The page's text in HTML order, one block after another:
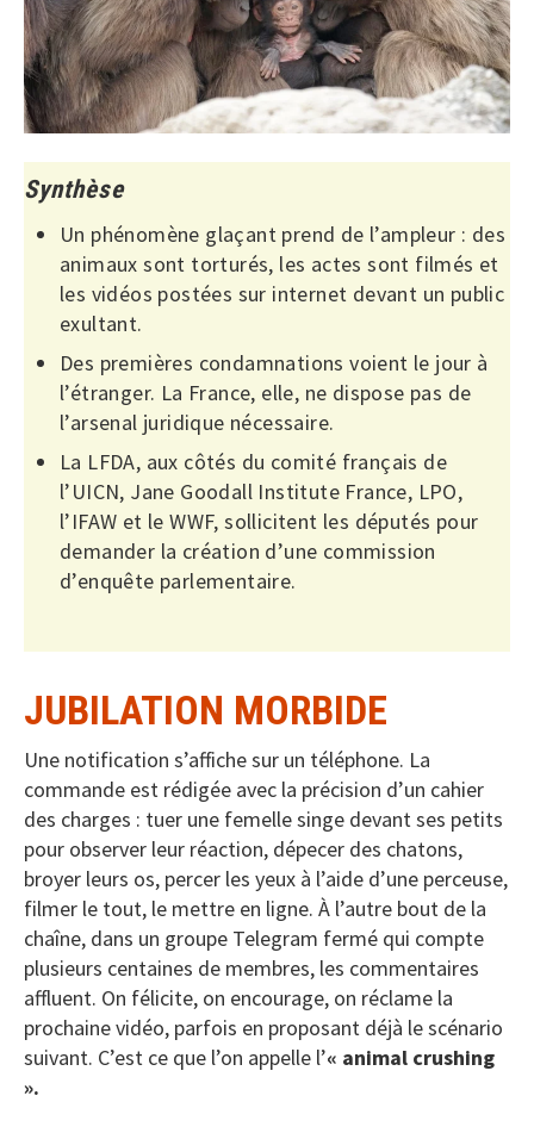
Synthèse
Un phénomène glaçant prend de l’ampleur : des
animaux sont torturés, les actes sont filmés et
les vidéos postées sur internet devant un public
exultant.
Des premières condamnations voient le jour à
l’étranger. La France, elle, ne dispose pas de
l’arsenal juridique nécessaire.
La LFDA, aux côtés du comité français de
l’UICN, Jane Goodall Institute France, LPO,
l’IFAW et le WWF, sollicitent les députés pour
demander la création d’une commission
d’enquête parlementaire.
JUBILATION MORBIDE
Une notification s’affiche sur un téléphone. La
commande est rédigée avec la précision d’un cahier
des charges : tuer une femelle singe devant ses petits
pour observer leur réaction, dépecer des chatons,
broyer leurs os, percer les yeux à l’aide d’une perceuse,
filmer le tout, le mettre en ligne. À l’autre bout de la
chaîne, dans un groupe Telegram fermé qui compte
plusieurs centaines de membres, les commentaires
affluent. On félicite, on encourage, on réclame la
prochaine vidéo, parfois en proposant déjà le scénario
suivant. C’est ce que l’on appelle l’« animal crushing
».